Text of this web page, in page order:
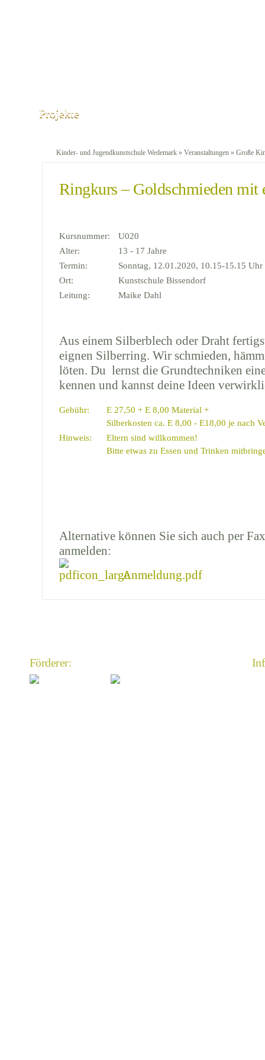
Projekte
Kinder- und Jugendkunstschule Wedemark » Veranstaltungen » Große
Ringkurs – Goldschmieden mit
Kursnummer:
U020
Alter:
13 - 17 Jahre
Termin:
Sonntag, 12.01.2020, 10.15-15.15 Uhr
Ort:
Kunstschule Bissendorf
Leitung:
Maike Dahl
Aus einem Silberblech oder Draht
eignen Silberring. Wir schmieden,
löten. Du lernst die Grundtechniken
kennen und kannst deine Ideen
Gebühr:
E 27,50 + E 8,00 Material +
Silberkosten ca. E 8,00 - E18,00 je nach
Hinweis:
Eltern sind willkommen!
Bitte etwas zu Essen und Trinken
Alternative können Sie sich auch per
anmelden:
Anmeldung.pdf
Förderer: